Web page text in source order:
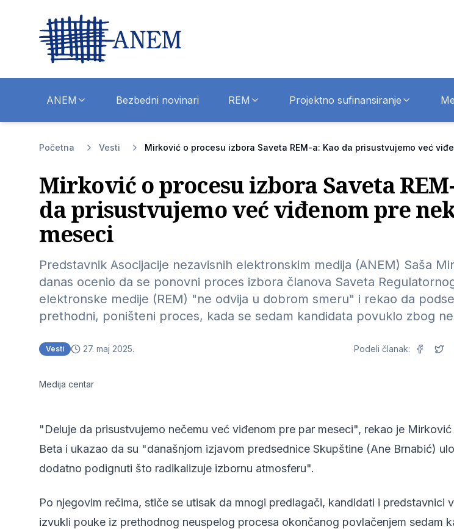
ANEM Bezbedni novinari REM Projektno sufinansiranje
Početna Vesti Mirković o procesu izbora Saveta REM-a: Kao da prisustvujemo već
Mirković o procesu izbora Saveta
da prisustvujemo već viđenom pre
meseci
Predstavnik Asocijacije nezavisnih elektronskim medija (ANEM) Saša
danas ocenio da se ponovni proces izbora članova Saveta
elektronske medije (REM) "ne odvija u dobrom smeru" i rekao da
prethodni, poništeni proces, kada se sedam kandidata povuklo zbog
Vesti 27. maj 2025. Podeli članak:
Medija centar
"Deluje da prisustvujemo nečemu već viđenom pre par meseci", rekao je
Beta i ukazao da su "današnjom izjavom predsednice Skupštine (Ane Brnabić)
dodatno podignuti što radikalizuje izbornu atmosferu".
Po njegovim rečima, stiče se utisak da mnogi predlagači, kandidati i predstavnici
izvukli pouke iz prethodnog neuspelog procesa okončanog povlačenjem sedam